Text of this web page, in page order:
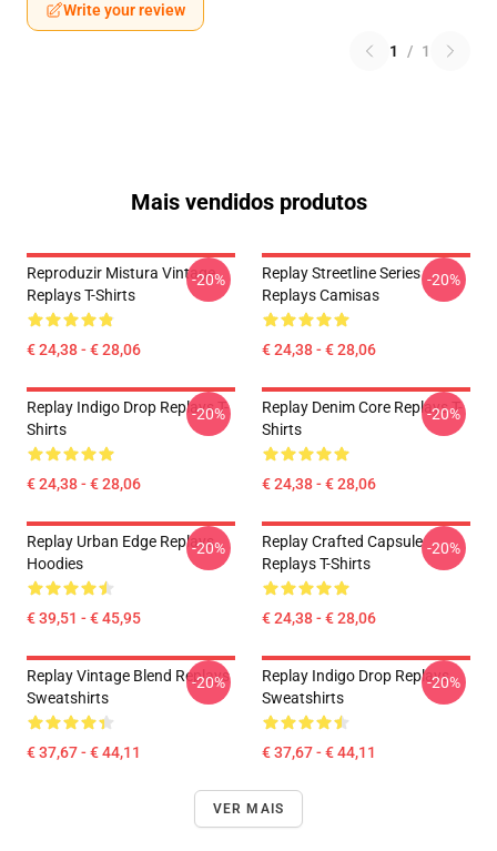
Write your review
1 / 1
Mais vendidos produtos
Reproduzir Mistura Vintage
Replays T-Shirts
€ 24,38 - € 28,06
-20%
Replay Streetline Series
Replays Camisas
€ 24,38 - € 28,06
-20%
Replay Indigo Drop Replays T-
Shirts
€ 24,38 - € 28,06
-20%
Replay Denim Core Replays T-
Shirts
€ 24,38 - € 28,06
-20%
Replay Urban Edge Replays
Hoodies
€ 39,51 - € 45,95
-20%
Replay Crafted Capsule
Replays T-Shirts
€ 24,38 - € 28,06
-20%
Replay Vintage Blend Replays
Sweatshirts
€ 37,67 - € 44,11
-20%
Replay Indigo Drop Replays
Sweatshirts
€ 37,67 - € 44,11
-20%
VER MAIS